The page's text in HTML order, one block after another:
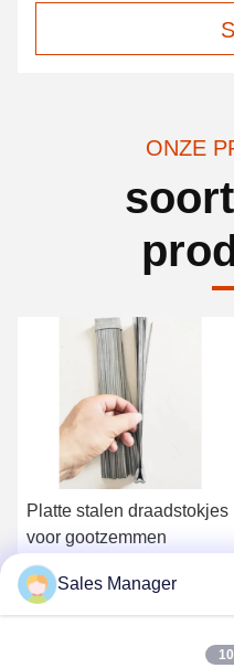
ONZE
Platte stalen draadstokjes
voor gootzemmen
Krijg Beste Prijs
Sales Manager